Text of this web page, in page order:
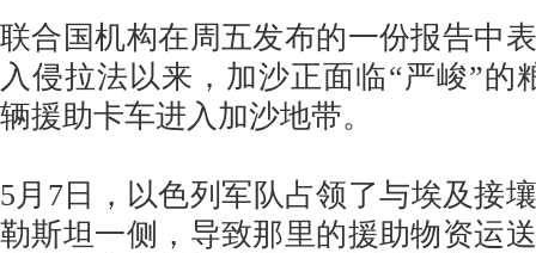
联合国机构在周五发布的一份报告中
入侵拉法以来，加沙正面临“严峻”的
辆援助卡车进入加沙地带。
5月7日，以色列军队占领了与埃及接
勒斯坦一侧，导致那里的援助物资运